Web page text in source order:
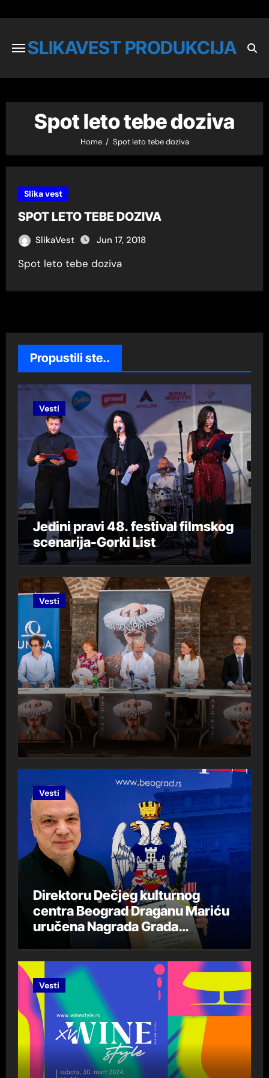
SLIKAVEST PRODUKCIJA
Spot leto tebe doziva
Home Spot leto tebe doziva
Slika vest
SPOT LETO TEBE DOZIVA
SlikaVest Jun 17, 2018
Spot leto tebe doziva
Propustili ste..
Vesti
Jedini pravi 48. festival filmskog
scenarija-Gorki List
Vesti
Vesti
Direktoru Dečjeg kulturnog
centra Beograd Draganu Mariću
uručena Nagrada Grada
Beograda „DespotStefan
Lazarević“ za 2023. godinu
Vesti